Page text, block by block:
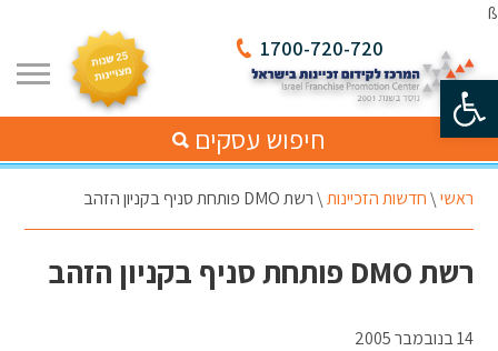
פתח סרגל נגישות
ß
1700-720-720
חיפוש עסקים
ראשי\חדשות הזכיינות\רשת DMO פותחת סניף בקניון הזהב
רשת DMO פותחת סניף בקניון הזהב
14 בנובמבר 2005